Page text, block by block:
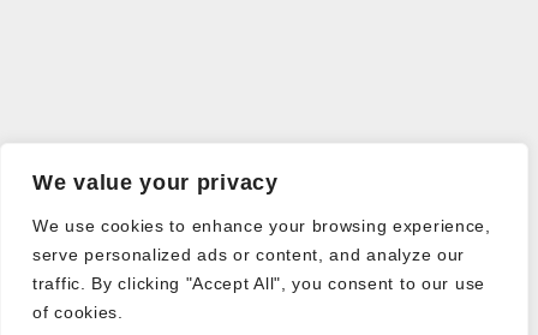
We value your privacy
We use cookies to enhance your browsing experience,
serve personalized ads or content, and analyze our
traffic. By clicking "Accept All", you consent to our use
of cookies.